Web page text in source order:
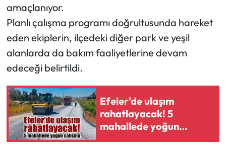
amaçlanıyor.
Planlı çalışma programı doğrultusunda hareket
eden ekiplerin, ilçedeki diğer park ve yeşil
alanlarda da bakım faaliyetlerine devam
edeceği belirtildi.
Efeler'de ulaşım
rahatlayacak! 5
mahallede yoğun
çalışma